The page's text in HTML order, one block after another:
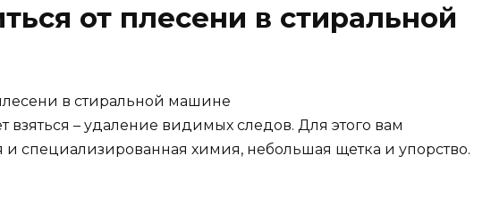
от плесени в стиральной
взяться – удаление видимых следов. Для этого вам
и специализированная химия, небольшая щетка и упорство.